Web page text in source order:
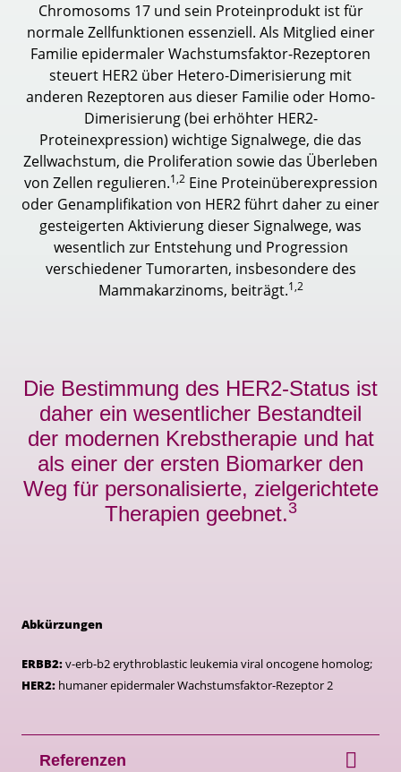
Chromosoms 17 und sein Proteinprodukt ist für
normale Zellfunktionen essenziell. Als Mitglied einer
Familie epidermaler Wachstumsfaktor-Rezeptoren
steuert HER2 über Hetero-Dimerisierung mit
anderen Rezeptoren aus dieser Familie oder Homo-
Dimerisierung (bei erhöhter HER2-
Proteinexpression) wichtige Signalwege, die das
Zellwachstum, die Proliferation sowie das Überleben
von Zellen regulieren.1,2Eine Proteinüberexpression
oder Genamplifikation von HER2 führt daher zu einer
gesteigerten Aktivierung dieser Signalwege, was
wesentlich zur Entstehung und Progression
verschiedener Tumorarten, insbesondere des
Mammakarzinoms, beiträgt.1,2
Die Bestimmung des HER2-Status ist
daher ein wesentlicher Bestandteil
der modernen Krebstherapie und hat
als einer der ersten Biomarker den
Weg für personalisierte, zielgerichtete
Therapien geebnet.3
Abkürzungen
ERBB2:v-erb-b2 erythroblastic leukemia viral oncogene homolog;
HER2: humaner epidermaler Wachstumsfaktor-Rezeptor 2
Referenzen